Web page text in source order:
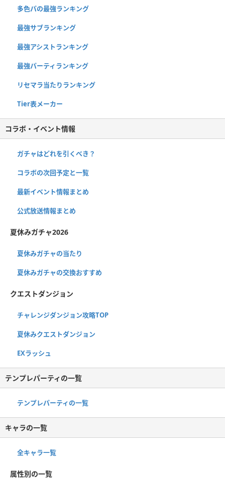
多色パの最強ランキング
最強サブランキング
最強アシストランキング
最強パーティランキング
リセマラ当たりランキング
Tier表メーカー
コラボ・イベント情報
ガチャはどれを引くべき？
コラボの次回予定と一覧
最新イベント情報まとめ
公式放送情報まとめ
夏休みガチャ2026
夏休みガチャの当たり
夏休みガチャの交換おすすめ
クエストダンジョン
チャレンジダンジョン攻略TOP
夏休みクエストダンジョン
EXラッシュ
テンプレパーティの一覧
テンプレパーティの一覧
キャラの一覧
全キャラ一覧
属性別の一覧